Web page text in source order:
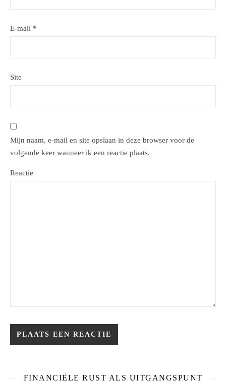
E-mail *
Site
Mijn naam, e-mail en site opslaan in deze browser voor de
volgende keer wanneer ik een reactie plaats.
Reactie
FINANCIËLE RUST ALS UITGANGSPUNT